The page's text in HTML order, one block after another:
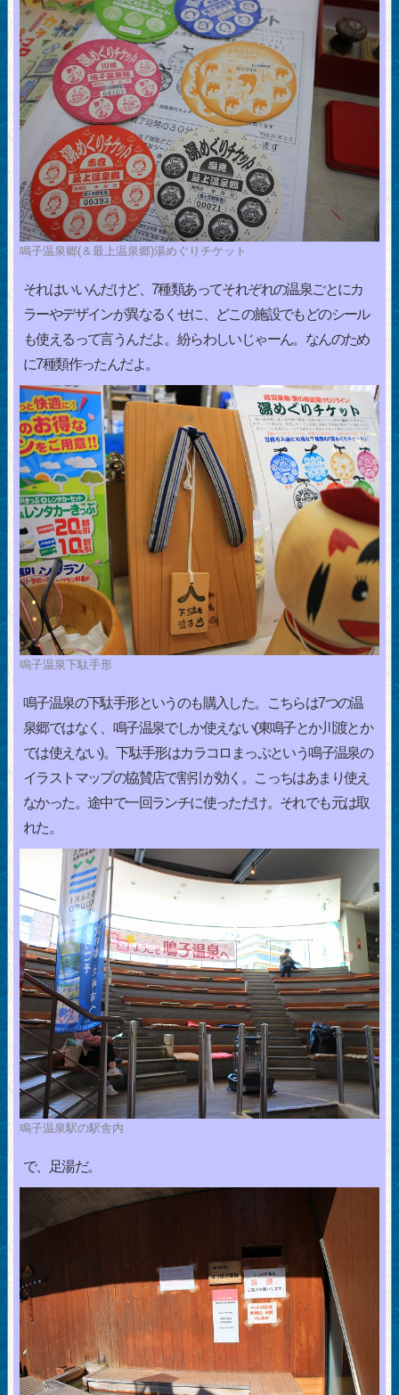
鳴子温泉郷(＆最上温泉郷)湯めぐりチケット
それはいいんだけど、7種類あってそれぞれの温泉ごとにカ
ラーやデザインが異なるくせに、どこの施設でもどのシール
も使えるって言うんだよ。紛らわしいじゃーん。なんのため
に7種類作ったんだよ。
鳴子温泉下駄手形
鳴子温泉の下駄手形というのも購入した。こちらは7つの温
泉郷ではなく、鳴子温泉でしか使えない(東鳴子とか川渡とか
では使えない)。下駄手形はカラコロまっぷという鳴子温泉の
イラストマップの協賛店で割引が効く。こっちはあまり使え
なかった。途中で一回ランチに使っただけ。それでも元は取
れた。
鳴子温泉駅の駅舎内
で、足湯だ。